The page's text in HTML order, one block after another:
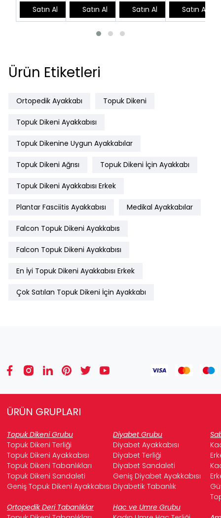
Satın Al Satın Al Satın Al Satın Al
Ürün Etiketleri
Ortopedik Ayakkabı Topuk Dikeni
Topuk Dikeni Ayakkabısı
Topuk Dikenine Uygun Ayakkabılar
Topuk Dikeni Ağrısı Topuk Dikeni İçin Ayakkabı
Topuk Dikeni Ayakkabısı Erkek
Plantar Fasciitis Ayakkabısı Medikal Ayakkabılar
Falcon Topuk Dikeni Ayakkabıs
Falcon Topuk Dikeni Ayakkabısı
En İyi Topuk Dikeni Ayakkabısı Erkek
Çok Satılan Topuk Dikeni İçin Ayakkabı
ÜRÜN GRUPLARI
Topuk Dikeni Grubu Diyabet Grubu
Topuk Dikeni Terliği
Diyabet Ayakkabısı
Topuk Dikeni Ayakkabısı
Diyabet Terliği
Topuk Dikeni Tabanlıkları
Diyabet Sandaleti
Topuk Dikeni Sandaleti
Geniş Diyabet Ayakkabısı
Geniş Topuk Dikeni Ayakkabısı Diyabetik Tabanlık
Ortopedik Deri Tabanlıklar
Hac ve Umre Grubu